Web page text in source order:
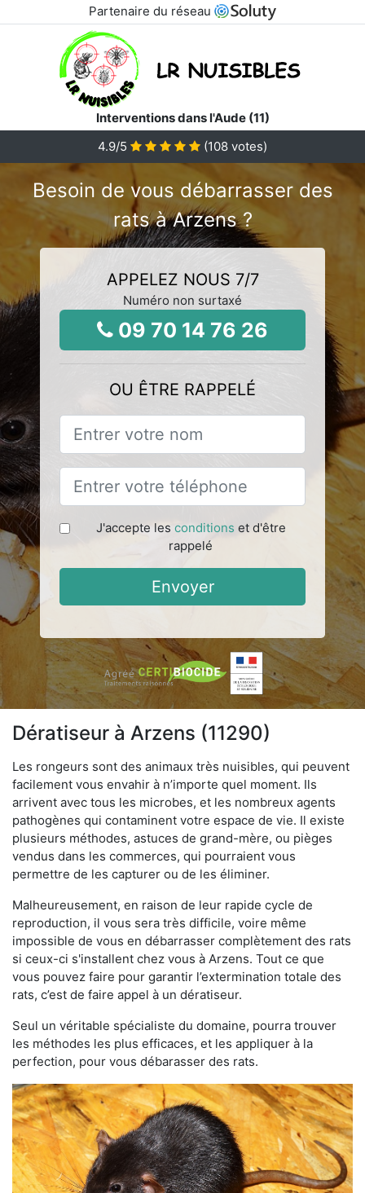
Partenaire du réseau
Interventions dans l'Aude (11)
4.9/5 (108 votes)
Besoin de vous débarrasser des
rats à Arzens ?
APPELEZ NOUS 7/7
Numéro non surtaxé
09 70 14 76 26
OU ÊTRE RAPPELÉ
J'accepte les conditions et d'être
rappelé
Envoyer
Dératiseur à Arzens (11290)
Les rongeurs sont des animaux très nuisibles, qui peuvent
facilement vous envahir à n’importe quel moment. Ils
arrivent avec tous les microbes, et les nombreux agents
pathogènes qui contaminent votre espace de vie. Il existe
plusieurs méthodes, astuces de grand-mère, ou pièges
vendus dans les commerces, qui pourraient vous
permettre de les capturer ou de les éliminer.
Malheureusement, en raison de leur rapide cycle de
reproduction, il vous sera très difficile, voire même
impossible de vous en débarrasser complètement des rats
si ceux-ci s'installent chez vous à Arzens. Tout ce que
vous pouvez faire pour garantir l’extermination totale des
rats, c’est de faire appel à un dératiseur.
Seul un véritable spécialiste du domaine, pourra trouver
les méthodes les plus efficaces, et les appliquer à la
perfection, pour vous débarasser des rats.